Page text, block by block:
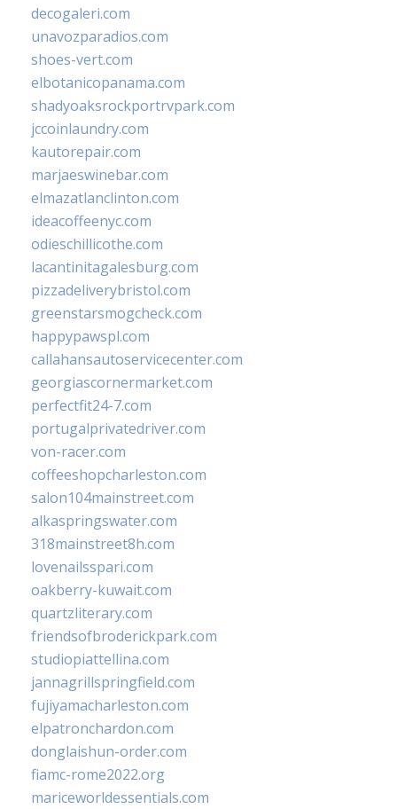
decogaleri.com
unavozparadios.com
shoes-vert.com
elbotanicopanama.com
shadyoaksrockportrvpark.com
jccoinlaundry.com
kautorepair.com
marjaeswinebar.com
elmazatlanclinton.com
ideacoffeenyc.com
odieschillicothe.com
lacantinitagalesburg.com
pizzadeliverybristol.com
greenstarsmogcheck.com
happypawspl.com
callahansautoservicecenter.com
georgiascornermarket.com
perfectfit24-7.com
portugalprivatedriver.com
von-racer.com
coffeeshopcharleston.com
salon104mainstreet.com
alkaspringswater.com
318mainstreet8h.com
lovenailsspari.com
oakberry-kuwait.com
quartzliterary.com
friendsofbroderickpark.com
studiopiattellina.com
jannagrillspringfield.com
fujiyamacharleston.com
elpatronchardon.com
donglaishun-order.com
fiamc-rome2022.org
mariceworldessentials.com